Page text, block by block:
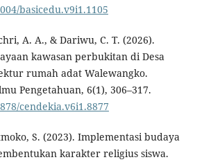
basicedu.v9i1.1105
A. A., & Dariwu, C. T. (2026).
kawasan perbukitan di Desa
rumah adat Walewangko.
Pengetahuan, 6(1), 306–317.
cendekia.v6i1.8877
S. (2023). Implementasi budaya
karakter religius siswa.